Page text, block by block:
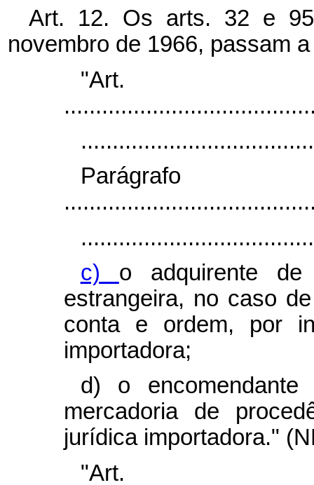
Art. 12. Os arts. 32 e
novembro de 1966, passam
c) o adquirente de
estrangeira, no caso
conta e ordem, por
importadora;
d) o encomendante
mercadoria de
jurídica importadora."